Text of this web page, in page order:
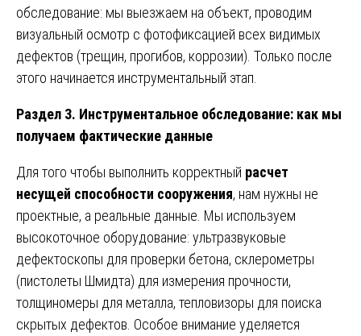
обследование: мы выезжаем на объект, проводим
визуальный осмотр с фотофиксацией всех видимых
дефектов (трещин, прогибов, коррозии). Только после
этого начинается инструментальный этап.
Раздел 3. Инструментальное обследование: как мы
получаем фактические данные
Для того чтобы выполнить корректный расчет
несущей способности сооружения, нам нужны не
проектные, а реальные данные. Мы используем
высокоточное оборудование: ультразвуковые
дефектоскопы для проверки бетона, склерометры
(пистолеты Шмидта) для измерения прочности,
толщиномеры для металла, тепловизоры для поиска
скрытых дефектов. Особое внимание уделяется